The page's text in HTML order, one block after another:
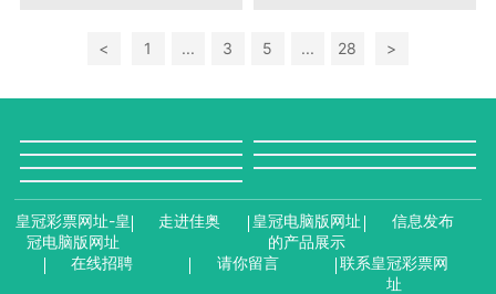
< 1 ... 3 5 ... 28 >
皇冠彩票网址-皇
冠电脑版网址
走进佳奥
皇冠电脑版网址
的产品展示
信息发布
在线招聘 请你留言
联系皇冠彩票网
址